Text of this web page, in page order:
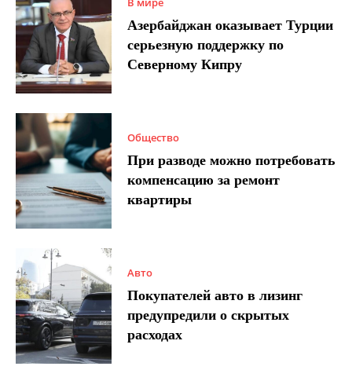
Азербайджан оказывает Турции
серьезную поддержку по
Северному Кипру
Общество
При разводе можно потребовать
компенсацию за ремонт
квартиры
Авто
Покупателей авто в лизинг
предупредили о скрытых
расходах